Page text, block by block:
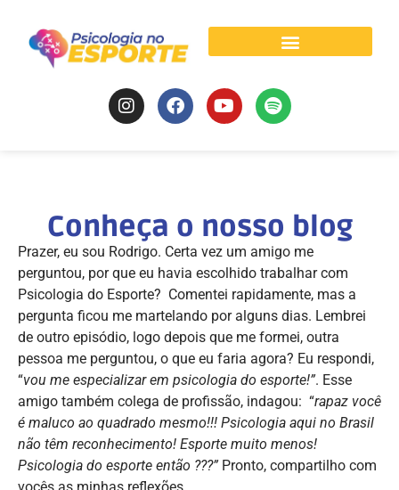
Conheça o nosso blog
Prazer, eu sou Rodrigo. Certa vez um amigo me
perguntou, por que eu havia escolhido trabalhar com
Psicologia do Esporte? Comentei rapidamente, mas a
pergunta ficou me martelando por alguns dias. Lembrei
de outro episódio, logo depois que me formei, outra
pessoa me perguntou, o que eu faria agora? Eu respondi,
“vou me especializar em psicologia do esporte!”. Esse
amigo também colega de profissão, indagou: “rapaz você
é maluco ao quadrado mesmo!!! Psicologia aqui no Brasil
não têm reconhecimento! Esporte muito menos!
Psicologia do esporte então ???” Pronto, compartilho com
vocês as minhas reflexões.